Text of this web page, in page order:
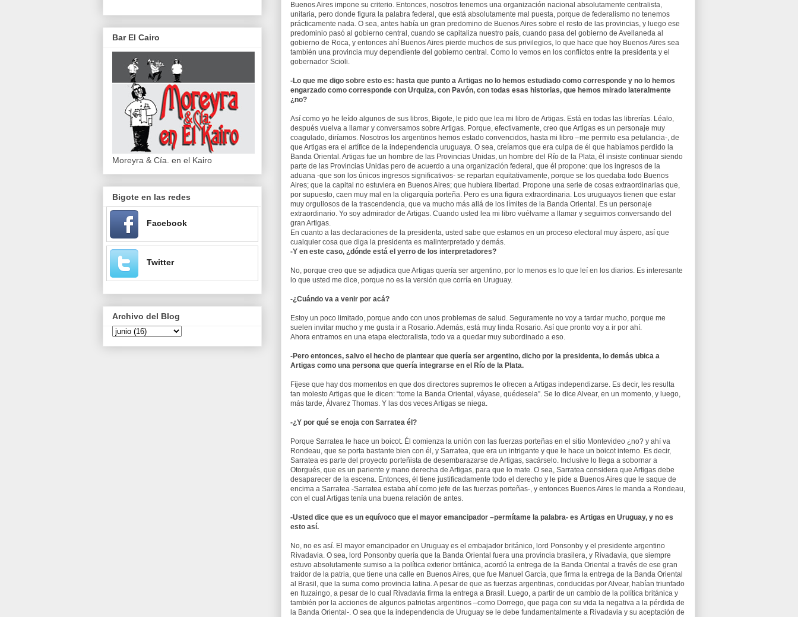
Buenos Aires impone su criterio. Entonces, nosotros tenemos una organización nacional absolutamente centralista,
unitaria, pero donde figura la palabra federal, que está absolutamente mal puesta, porque de federalismo no tenemos
prácticamente nada. O sea, antes había un gran predomino de Buenos Aires sobre el resto de las provincias, y luego ese
predominio pasó al gobierno central, cuando se capitaliza nuestro país, cuando pasa del gobierno de Avellaneda al
gobierno de Roca, y entonces ahí Buenos Aires pierde muchos de sus privilegios, lo que hace que hoy Buenos Aires sea
también una provincia muy dependiente del gobierno central. Como lo vemos en los conflictos entre la presidenta y el
gobernador Scioli.
-Lo que me digo sobre esto es: hasta que punto a Artigas no lo hemos estudiado como corresponde y no lo hemos
engarzado como corresponde con Urquiza, con Pavón, con todas esas historias, que hemos mirado lateralmente
¿no?
Así como yo he leído algunos de sus libros, Bigote, le pido que lea mi libro de Artigas. Está en todas las librerías. Léalo,
después vuelva a llamar y conversamos sobre Artigas. Porque, efectivamente, creo que Artigas es un personaje muy
coagulado, diríamos. Nosotros los argentinos hemos estado convencidos, hasta mi libro –me permito esa petulancia-, de
que Artigas era el artífice de la independencia uruguaya. O sea, creíamos que era culpa de él que habíamos perdido la
Banda Oriental. Artigas fue un hombre de las Provincias Unidas, un hombre del Río de la Plata, él insiste continuar siendo
parte de las Provincias Unidas pero de acuerdo a una organización federal, que él propone: que los ingresos de la
aduana -que son los únicos ingresos significativos- se repartan equitativamente, porque se los quedaba todo Buenos
Aires; que la capital no estuviera en Buenos Aires; que hubiera libertad. Propone una serie de cosas extraordinarias que,
por supuesto, caen muy mal en la oligarquía porteña. Pero es una figura extraordinaria. Los uruguayos tienen que estar
muy orgullosos de la trascendencia, que va mucho más allá de los límites de la Banda Oriental. Es un personaje
extraordinario. Yo soy admirador de Artigas. Cuando usted lea mi libro vuélvame a llamar y seguimos conversando del
gran Artigas.
En cuanto a las declaraciones de la presidenta, usted sabe que estamos en un proceso electoral muy áspero, así que
cualquier cosa que diga la presidenta es malinterpretado y demás.
-Y en este caso, ¿dónde está el yerro de los interpretadores?
No, porque creo que se adjudica que Artigas quería ser argentino, por lo menos es lo que leí en los diarios. Es interesante
lo que usted me dice, porque no es la versión que corría en Uruguay.
-¿Cuándo va a venir por acá?
Estoy un poco limitado, porque ando con unos problemas de salud. Seguramente no voy a tardar mucho, porque me
suelen invitar mucho y me gusta ir a Rosario. Además, está muy linda Rosario. Así que pronto voy a ir por ahí.
Ahora entramos en una etapa electoralista, todo va a quedar muy subordinado a eso.
-Pero entonces, salvo el hecho de plantear que quería ser argentino, dicho por la presidenta, lo demás ubica a
Artigas como una persona que quería integrarse en el Río de la Plata.
Fíjese que hay dos momentos en que dos directores supremos le ofrecen a Artigas independizarse. Es decir, les resulta
tan molesto Artigas que le dicen: “tome la Banda Oriental, váyase, quédesela”. Se lo dice Alvear, en un momento, y luego,
más tarde, Álvarez Thomas. Y las dos veces Artigas se niega.
-¿Y por qué se enoja con Sarratea él?
Porque Sarratea le hace un boicot. Él comienza la unión con las fuerzas porteñas en el sitio Montevideo ¿no? y ahí va
Rondeau, que se porta bastante bien con él, y Sarratea, que era un intrigante y que le hace un boicot interno. Es decir,
Sarratea es parte del proyecto porteñista de desembarazarse de Artigas, sacárselo. Inclusive lo llega a sobornar a
Otorgués, que es un pariente y mano derecha de Artigas, para que lo mate. O sea, Sarratea considera que Artigas debe
desaparecer de la escena. Entonces, él tiene justificadamente todo el derecho y le pide a Buenos Aires que le saque de
encima a Sarratea -Sarratea estaba ahí como jefe de las fuerzas porteñas-, y entonces Buenos Aires le manda a Rondeau,
con el cual Artigas tenía una buena relación de antes.
-Usted dice que es un equívoco que el mayor emancipador –permítame la palabra- es Artigas en Uruguay, y no es
esto así.
No, no es así. El mayor emancipador en Uruguay es el embajador británico, lord Ponsonby y el presidente argentino
Rivadavia. O sea, lord Ponsonby quería que la Banda Oriental fuera una provincia brasilera, y Rivadavia, que siempre
estuvo absolutamente sumiso a la política exterior británica, acordó la entrega de la Banda Oriental a través de ese gran
traidor de la patria, que tiene una calle en Buenos Aires, que fue Manuel García, que firma la entrega de la Banda Oriental
al Brasil, que la suma como provincia latina. A pesar de que as fuerzas argentinas, conducidas por Alvear, habían triunfado
en Ituzaingo, a pesar de lo cual Rivadavia firma la entrega a Brasil. Luego, a partir de un cambio de la política británica y
también por la acciones de algunos patriotas argentinos –como Dorrego, que paga con su vida la negativa a la pérdida de
la Banda Oriental-. O sea que la independencia de Uruguay se le debe fundamentalmente a Rivadavia y su aceptación de
Bar El Cairo
Moreyra & Cía. en el Kairo
Bigote en las redes
Facebook
Twitter
Archivo del Blog